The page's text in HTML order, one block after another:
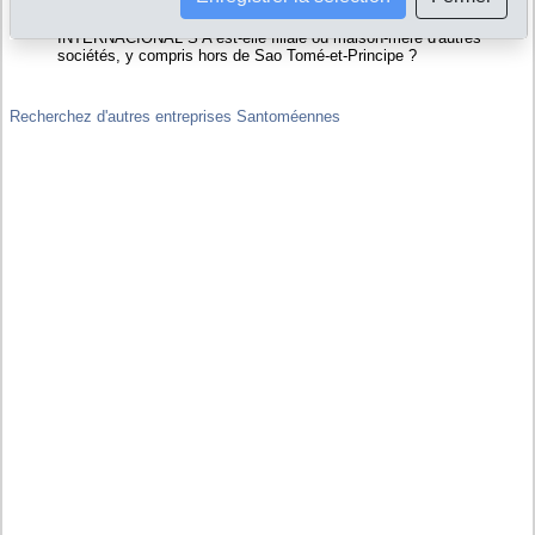
Liens financiers : MANTERO AGRICULTURA COMERCIO
INTERNACIONAL S A est-elle filiale ou maison-mère d'autres
sociétés, y compris hors de Sao Tomé-et-Principe ?
Recherchez d'autres entreprises Santoméennes